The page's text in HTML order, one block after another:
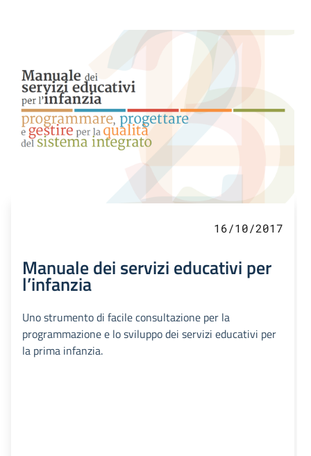
16/10/2017
Manuale dei servizi educativi per
l’infanzia
Uno strumento di facile consultazione per la
programmazione e lo sviluppo dei servizi educativi per
la prima infanzia.